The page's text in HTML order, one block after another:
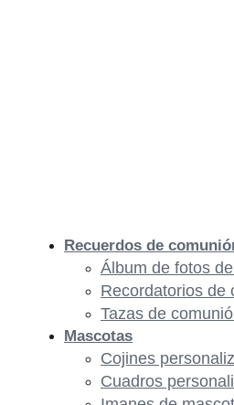
Recuerdos de
Álbum de fotos
Recordatorios de
Tazas de
Mascotas
Cojines
Cuadros